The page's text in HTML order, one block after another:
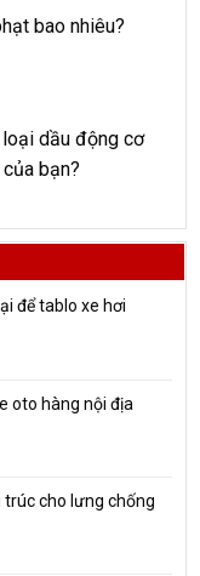
bao nhiêu?
dầu động cơ
bạn?
để tablo xe hơi
oto hàng nội địa
cho lưng chống